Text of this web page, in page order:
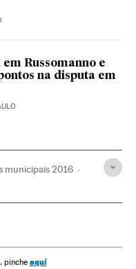
Russomanno e
na disputa em
municipais 2016
pinche aquí